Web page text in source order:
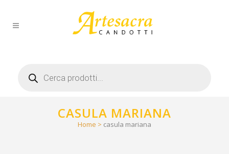
search
CASULA MARIANA
Home > casula mariana